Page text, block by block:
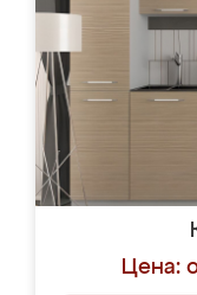
Цена: